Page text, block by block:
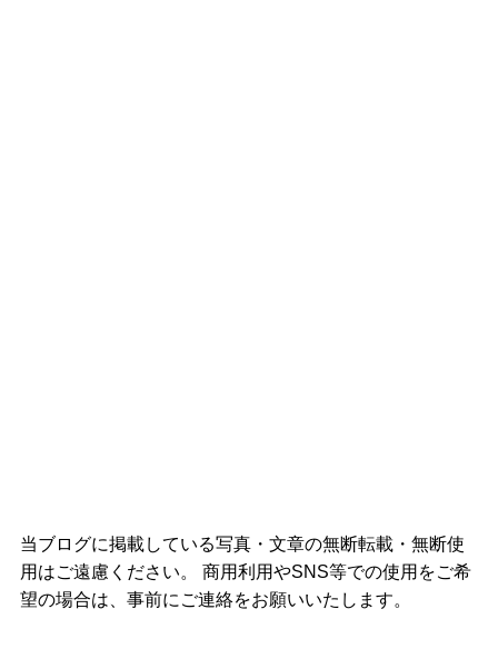
当ブログに掲載している写真・文章の無断転載・無断使
用はご遠慮ください。 商用利用やSNS等での使用をご希
望の場合は、事前にご連絡をお願いいたします。